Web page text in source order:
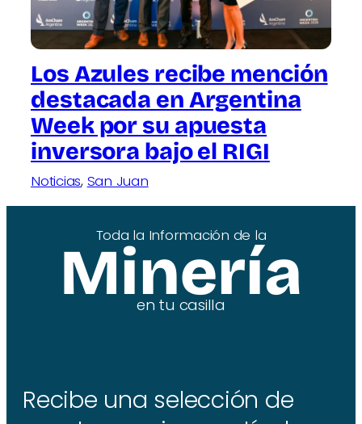
Los Azules recibe mención
destacada en Argentina
Week por su apuesta
inversora bajo el RIGI
Noticias, San Juan
Toda la Información de la
Minería
en tu casilla
Recibe una selección de